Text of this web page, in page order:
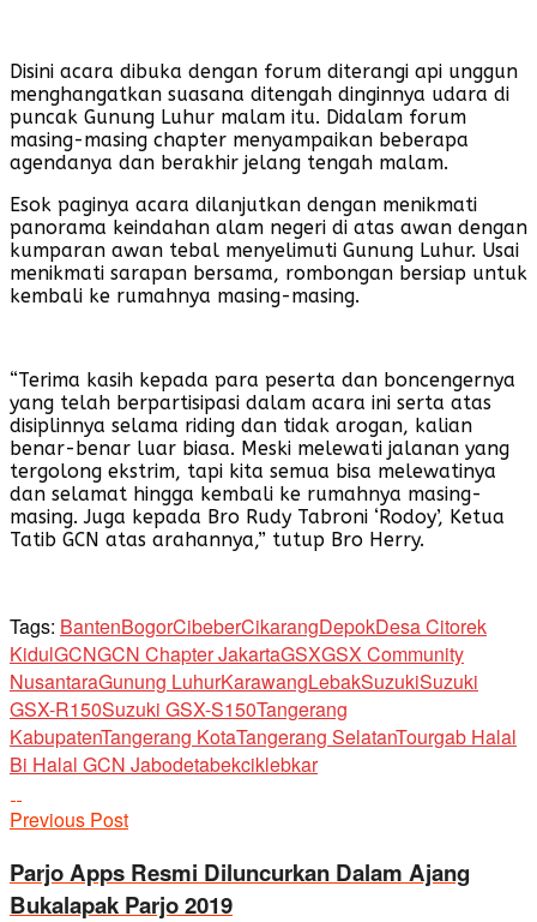
Disini acara dibuka dengan forum diterangi api unggun
menghangatkan suasana ditengah dinginnya udara di
puncak Gunung Luhur malam itu. Didalam forum
masing-masing chapter menyampaikan beberapa
agendanya dan berakhir jelang tengah malam.
Esok paginya acara dilanjutkan dengan menikmati
panorama keindahan alam negeri di atas awan dengan
kumparan awan tebal menyelimuti Gunung Luhur. Usai
menikmati sarapan bersama, rombongan bersiap untuk
kembali ke rumahnya masing-masing.
“Terima kasih kepada para peserta dan boncengernya
yang telah berpartisipasi dalam acara ini serta atas
disiplinnya selama riding dan tidak arogan, kalian
benar-benar luar biasa. Meski melewati jalanan yang
tergolong ekstrim, tapi kita semua bisa melewatinya
dan selamat hingga kembali ke rumahnya masing-
masing. Juga kepada Bro Rudy Tabroni ‘Rodoy’, Ketua
Tatib GCN atas arahannya,” tutup Bro Herry.
Tags: BantenBogorCibeberCikarangDepokDesa Citorek
KidulGCNGCN Chapter JakartaGSXGSX Community
NusantaraGunung LuhurKarawangLebakSuzukiSuzuki
GSX-R150Suzuki GSX-S150Tangerang
KabupatenTangerang KotaTangerang SelatanTourgab Halal
Bi Halal GCN Jabodetabekciklebkar
Previous Post
Parjo Apps Resmi Diluncurkan Dalam Ajang
Bukalapak Parjo 2019